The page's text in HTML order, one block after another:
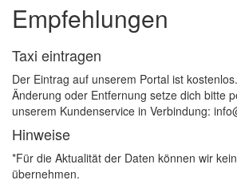
Empfehlungen
Taxi eintragen
Der Eintrag auf unserem Portal ist
Änderung oder Entfernung setze dich bitte
unserem Kundenservice in Verbindung:
Hinweise
*Für die Aktualität der Daten können wir
übernehmen.